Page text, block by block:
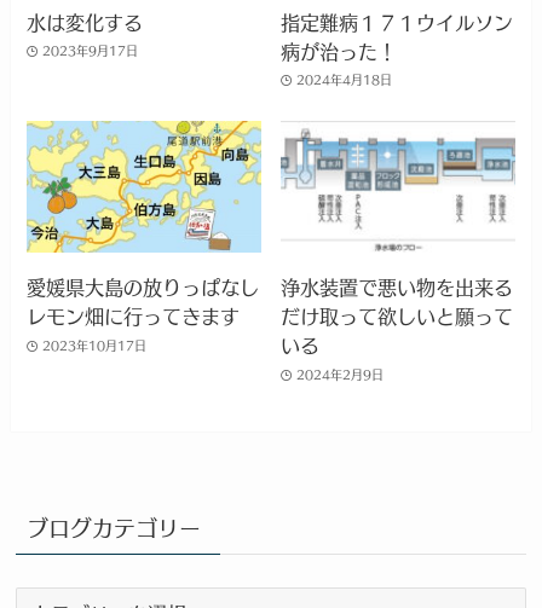
水は変化する
2023年9月17日
指定難病１７１ウイルソン
病が治った！
2024年4月18日
愛媛県大島の放りっぱなし
レモン畑に行ってきます
2023年10月17日
浄水装置で悪い物を出来る
だけ取って欲しいと願って
いる
2024年2月9日
ブログカテゴリー